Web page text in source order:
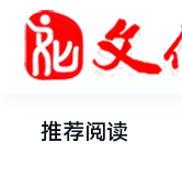
推荐阅读